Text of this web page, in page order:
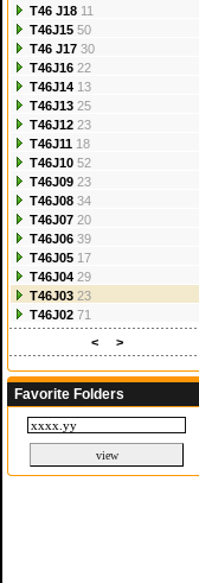
T46 J18 11
T46J15 50
T46 J17 30
T46J16 22
T46J14 13
T46J13 25
T46J12 23
T46J11 18
T46J10 52
T46J09 23
T46J08 34
T46J07 20
T46J06 39
T46J05 17
T46J04 29
T46J03 23
T46J02 71
<
>
Favorite Folders